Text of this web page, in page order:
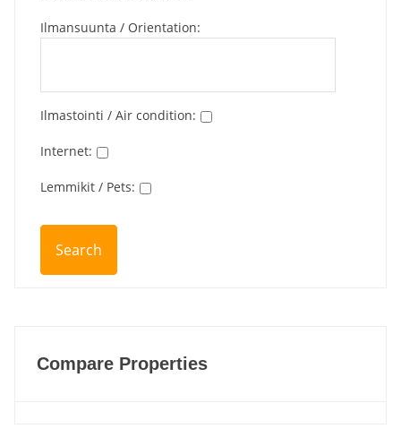
Ilmansuunta / Orientation:
Ilmastointi / Air condition:
Internet:
Lemmikit / Pets:
Compare Properties